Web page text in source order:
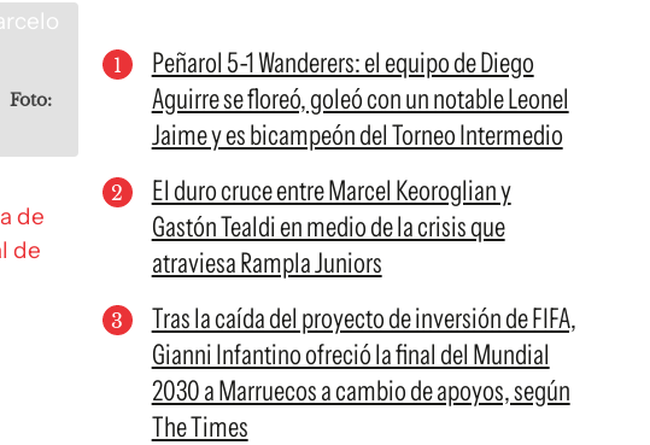
Foto:
de
de
Peñarol 5-1 Wanderers: el equipo de Diego
Aguirre se floreó, goleó con un notable Leonel
Jaime y es bicampeón del Torneo Intermedio
El duro cruce entre Marcel Keoroglian y
Gastón Tealdi en medio de la crisis que
atraviesa Rampla Juniors
Tras la caída del proyecto de inversión de FIFA,
Gianni Infantino ofreció la final del Mundial
2030 a Marruecos a cambio de apoyos, según
The Times